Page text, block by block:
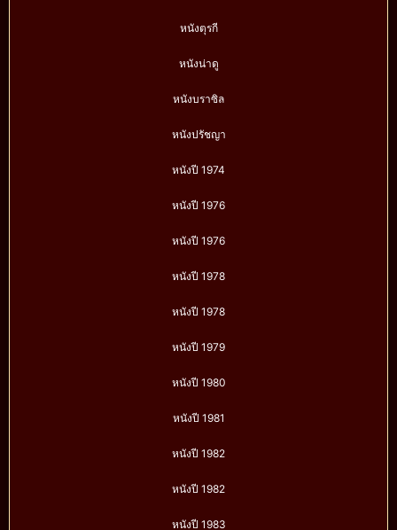
หนังตุรกี
หนังน่าดู
หนังบราซิล
หนังปรัชญา
หนังปี 1974
หนังปี 1976
หนังปี 1976
หนังปี 1978
หนังปี 1978
หนังปี 1979
หนังปี 1980
หนังปี 1981
หนังปี 1982
หนังปี 1982
หนังปี 1983